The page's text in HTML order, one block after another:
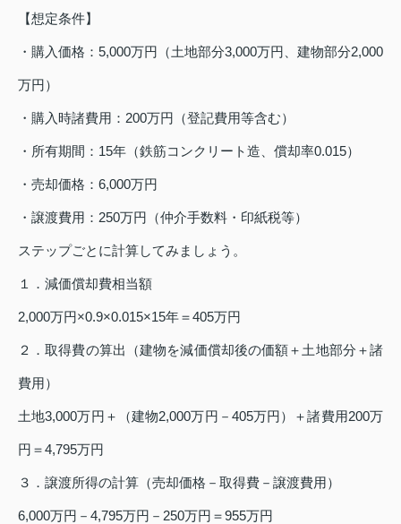
【想定条件】
・購入価格：5,000万円（土地部分3,000万円、建物部分2,000
万円）
・購入時諸費用：200万円（登記費用等含む）
・所有期間：15年（鉄筋コンクリート造、償却率0.015）
・売却価格：6,000万円
・譲渡費用：250万円（仲介手数料・印紙税等）
ステップごとに計算してみましょう。
１．減価償却費相当額
2,000万円×0.9×0.015×15年＝405万円
２．取得費の算出（建物を減価償却後の価額＋土地部分＋諸
費用）
土地3,000万円＋（建物2,000万円－405万円）＋諸費用200万
円＝4,795万円
３．譲渡所得の計算（売却価格－取得費－譲渡費用）
6,000万円－4,795万円－250万円＝955万円